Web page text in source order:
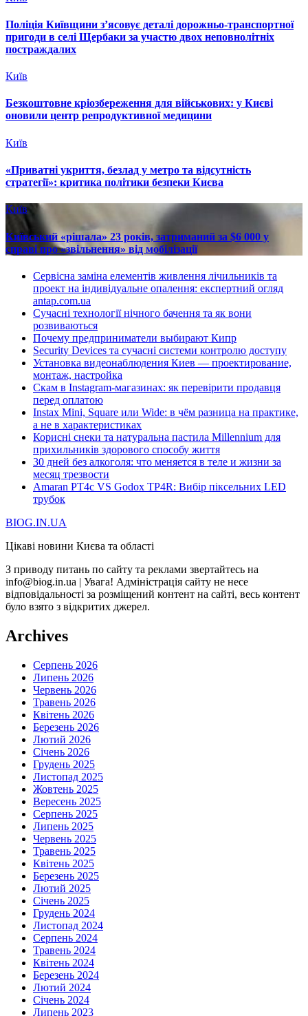
Поліція Київщини з’ясовує деталі дорожньо-транспортної
пригоди в селі Щербаки за участю двох неповнолітніх
постраждалих
Київ
Безкоштовне кріозбереження для військових: у Києві
оновили центр репродуктивної медицини
Київ
«Приватні укриття, безлад у метро та відсутність
стратегії»: критика політики безпеки Києва
Київ
Київський «рішала» 23 років, затриманий за $6 000 у
справі про «звільнення» від мобілізації
Сервісна заміна елементів живлення лічильників та
проект на індивідуальне опалення: експертний огляд
antap.com.ua
Сучасні технології нічного бачення та як вони
розвиваються
Почему предприниматели выбирают Кипр
Security Devices та сучасні системи контролю доступу
Установка видеонаблюдения Киев — проектирование,
монтаж, настройка
Скам в Instagram-магазинах: як перевірити продавця
перед оплатою
Instax Mini, Square или Wide: в чём разница на практике,
а не в характеристиках
Корисні снеки та натуральна пастила Millennium для
прихильників здорового способу життя
30 дней без алкоголя: что меняется в теле и жизни за
месяц трезвости
Amaran PT4c VS Godox TP4R: Вибір піксельних LED
трубок
BIOG.IN.UA
Цікаві новини Києва та області
З приводу питань по сайту та реклами звертайтесь на
info@biog.in.ua | Увага! Адміністрація сайту не несе
відповідальності за розміщений контент на сайті, весь контент
було взято з відкритих джерел.
Archives
Серпень 2026
Липень 2026
Червень 2026
Травень 2026
Квітень 2026
Березень 2026
Лютий 2026
Січень 2026
Грудень 2025
Листопад 2025
Жовтень 2025
Вересень 2025
Серпень 2025
Липень 2025
Червень 2025
Травень 2025
Квітень 2025
Березень 2025
Лютий 2025
Січень 2025
Грудень 2024
Листопад 2024
Серпень 2024
Травень 2024
Квітень 2024
Березень 2024
Лютий 2024
Січень 2024
Липень 2023